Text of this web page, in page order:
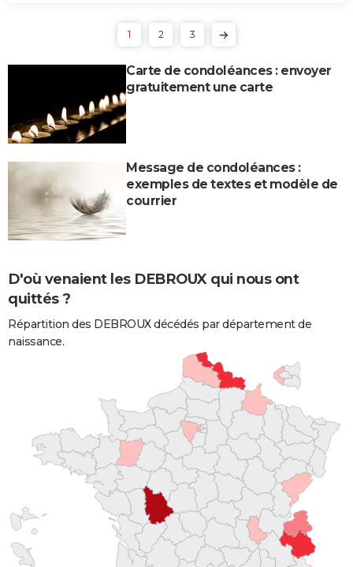
1 2 3
Carte de condoléances : envoyer
gratuitement une carte
Message de condoléances :
exemples de textes et modèle de
courrier
D'où venaient les DEBROUX qui nous ont
quittés ?
Répartition des DEBROUX décédés par département de
naissance.